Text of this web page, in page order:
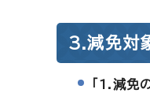
3.減免対
「1.減免